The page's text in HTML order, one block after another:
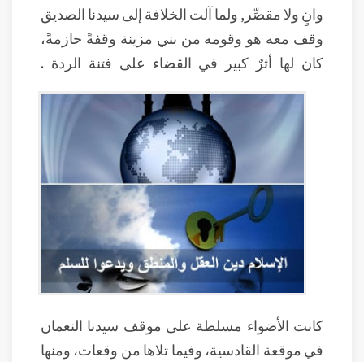
وانٍ ولا مقصِّر, ولما آلت الخلافة إلى سيدنا الصديق
وقف معه هو وقومه من بني مزينة وقفةً حازمةً،
كان لها أثرٌ كبير في القضاء على فتنة الردة .
كانت الأضواء مسلطة على موقف سيدنا النعمان
في موقعة القادسية، وفيما تلاها من وقعات، ومنها